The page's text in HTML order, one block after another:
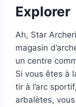
Explorer
Ah, Star
magasin
un centre
Si vous êtes à
tir à l’arc
arbalètes,